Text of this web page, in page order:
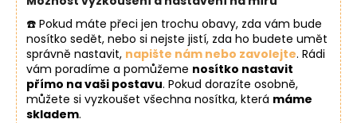
☎️ Pokud máte přeci jen trochu obavy, zda vám bude
nosítko sedět, nebo si nejste jistí, zda ho budete umět
správně nastavit, napište nám nebo zavolejte. Rádi
vám poradíme a pomůžeme nosítko nastavit
přímo na vaši postavu. Pokud dorazíte osobně,
můžete si vyzkoušet všechna nosítka, která máme
skladem.
e